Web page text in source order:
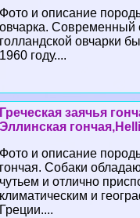
Фото и описание
овчарка. Современный
голландской овчарки
1960 году....
Греческая заячья
Эллинская
Фото и описание
гончая. Собаки
чутьем и отлично
климатическим и
Греции....